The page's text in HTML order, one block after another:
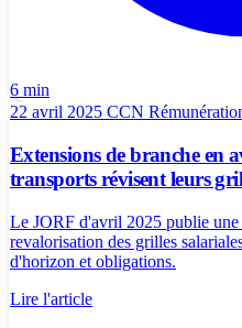
6 min
22 avril 2025 CCN
Extensions de branche en
transports révisent leurs
Le JORF d'avril 2025 publie une
revalorisation des grilles
d'horizon et obligations.
Lire l'article